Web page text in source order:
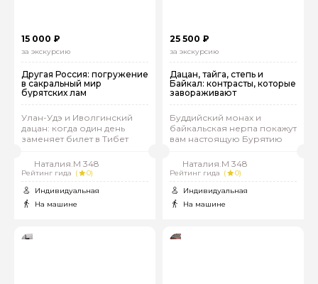
15 000 ₽
за экскурсию
Другая Россия: погружение
в сакральный мир
бурятских лам
Улан-Удэ и Иволгинский
дацан: когда один день
заменяет билет в Тибет
Наталия.М 348
Рейтинг гида (
0)
Индивидуальная
На машине
25 500 ₽
за экскурсию
Дацан, тайга, степь и
Байкал: контрасты, которые
завораживают
Буддийский монах и
байкальская нерпа покажут
вам настоящую Бурятию
Наталия.М 348
Рейтинг гида (
0)
Индивидуальная
На машине